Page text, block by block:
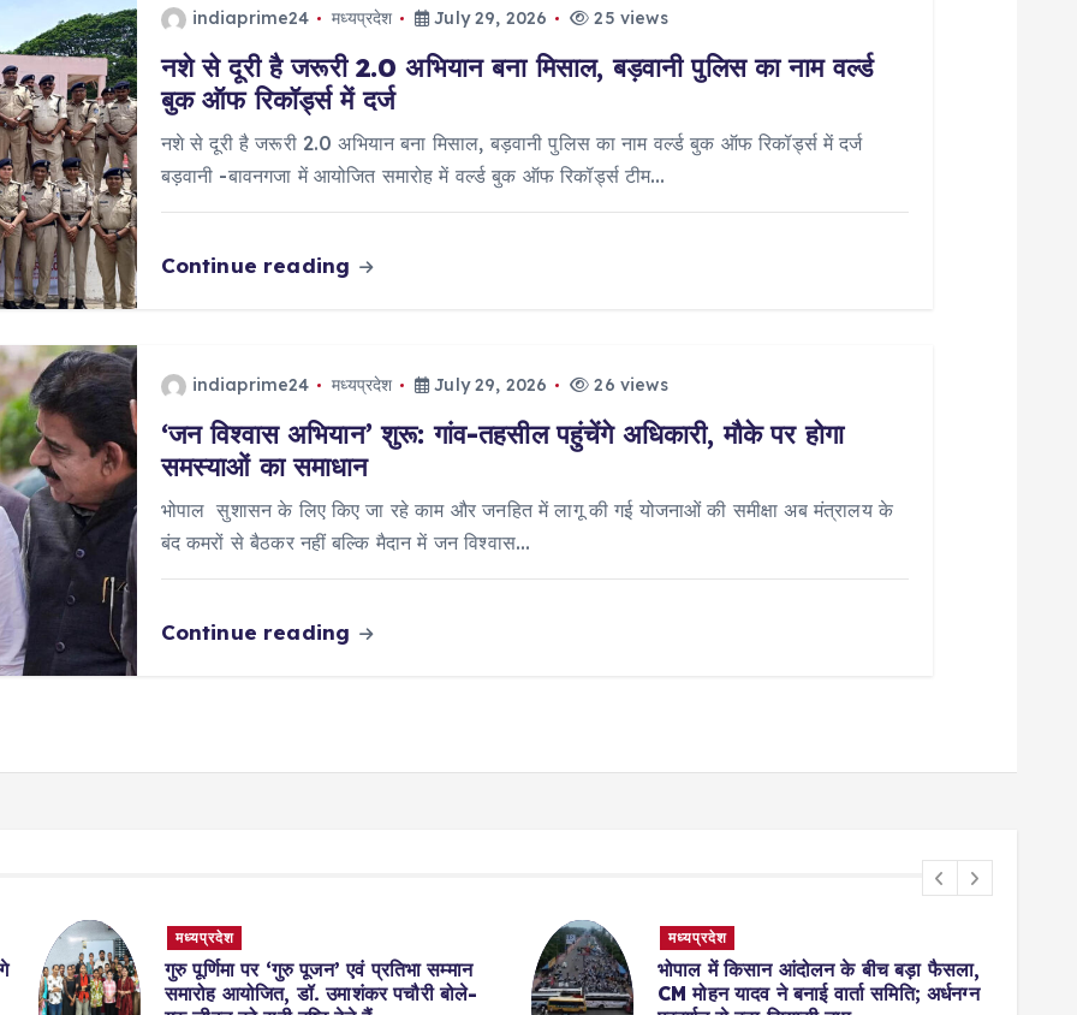
indiaprime24 मध्यप्रदेश July 29, 2026 25 views
नशे से दूरी है जरूरी 2.0 अभियान बना मिसाल, बड़वानी पुलिस का नाम वर्ल्ड
बुक ऑफ रिकॉर्ड्स में दर्ज
नशे से दूरी है जरूरी 2.0 अभियान बना मिसाल, बड़वानी पुलिस का नाम वर्ल्ड बुक ऑफ रिकॉर्ड्स में दर्ज
बड़वानी -बावनगजा में आयोजित समारोह में वर्ल्ड बुक ऑफ रिकॉर्ड्स टीम…
Continue reading
indiaprime24 मध्यप्रदेश July 29, 2026 26 views
‘जन विश्वास अभियान’ शुरू: गांव-तहसील पहुंचेंगे अधिकारी, मौके पर होगा
समस्याओं का समाधान
भोपाल सुशासन के लिए किए जा रहे काम और जनहित में लागू की गई योजनाओं की समीक्षा अब मंत्रालय के
बंद कमरों से बैठकर नहीं बल्कि मैदान में जन विश्वास…
Continue reading
मध्यप्रदेश
गुरु पूर्णिमा पर ‘गुरु पूजन’ एवं प्रतिभा सम्मान
समारोह आयोजित, डॉ. उमाशंकर पचौरी बोले-
मध्यप्रदेश
भोपाल में किसान आंदोलन के बीच बड़ा फैसला,
CM मोहन यादव ने बनाई वार्ता समिति; अर्धनग्न